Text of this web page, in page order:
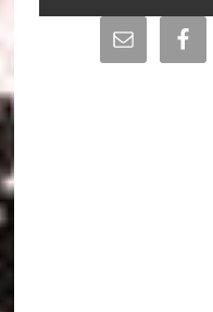
Barra
lateral